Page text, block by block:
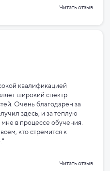
Читать отзыв
квалификацией
широкий спектр
Очень благодарен за
здесь, и за теплую
мне в процессе обучения.
кто стремится к
Читать отзыв